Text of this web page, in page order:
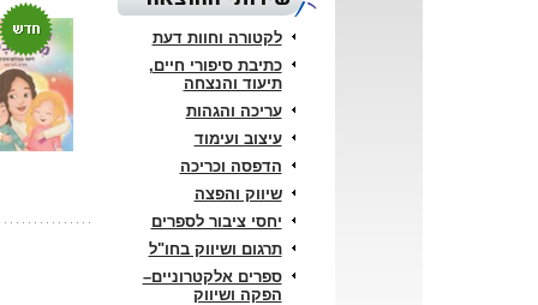
לקטורה וחוות דעת
כתיבת סיפורי חיים,
תיעוד והנצחה
עריכה והגהות
עיצוב ועימוד
הדפסה וכריכה
שיווק והפצה
יחסי ציבור לספרים
תרגום ושיווק בחו"ל
ספרים אלקטרוניים–
הפקה ושיווק